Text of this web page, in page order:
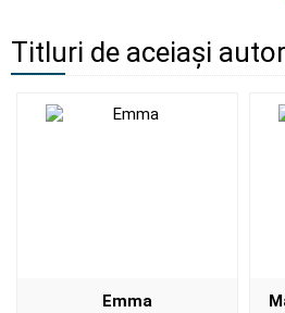
Titluri de aceiași
Emma